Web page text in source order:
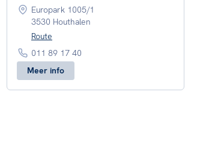
Europark 1005/1
3530 Houthalen
Route
011 89 17 40
Meer info